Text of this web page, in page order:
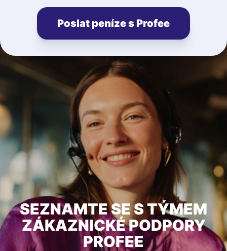
Poslat peníze s Profee
SEZNAMTE SE S TÝMEM
ZÁKAZNICKÉ PODPORY
PROFEE